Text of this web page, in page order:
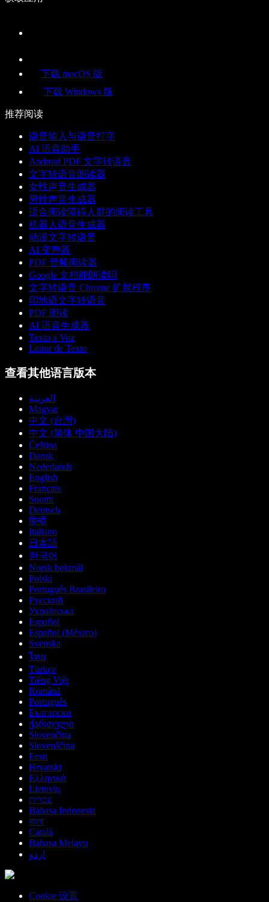
下载 macOS 版
下载 Windows 版
推荐阅读
语音输入与语音打字
AI 语音助手
Android PDF 文字转语音
文字转语音朗读器
女性声音生成器
男性声音生成器
适合阅读障碍人群的阅读工具
机器人语音生成器
动漫文字转语音
AI 变声器
PDF 音频阅读器
Google 文档能朗读吗
文字转语音 Chrome 扩展程序
印地语文字转语音
PDF 朗读
AI 语音生成器
Texto a Voz
Leitor de Texto
查看其他语言版本
العربية
Magyar
中文 (台灣)
中文 (简体 中国大陆)
Čeština
Dansk
Nederlands
English
Français
Suomi
Deutsch
हिन्दी
Italiano
日本語
한국어
Norsk bokmål
Polski
Português Brasileiro
Русский
Українська
Español
Español (México)
Svenska
ไทย
Türkçe
Tiếng Việt
Română
Português
Български
ქართული
Slovenčina
Slovenščina
Eesti
Hrvatski
Ελληνικά
Lietuvių
עברית
Bahasa Indonesia
বাংলা
Català
Bahasa Melayu
اردو
Cookie 设置